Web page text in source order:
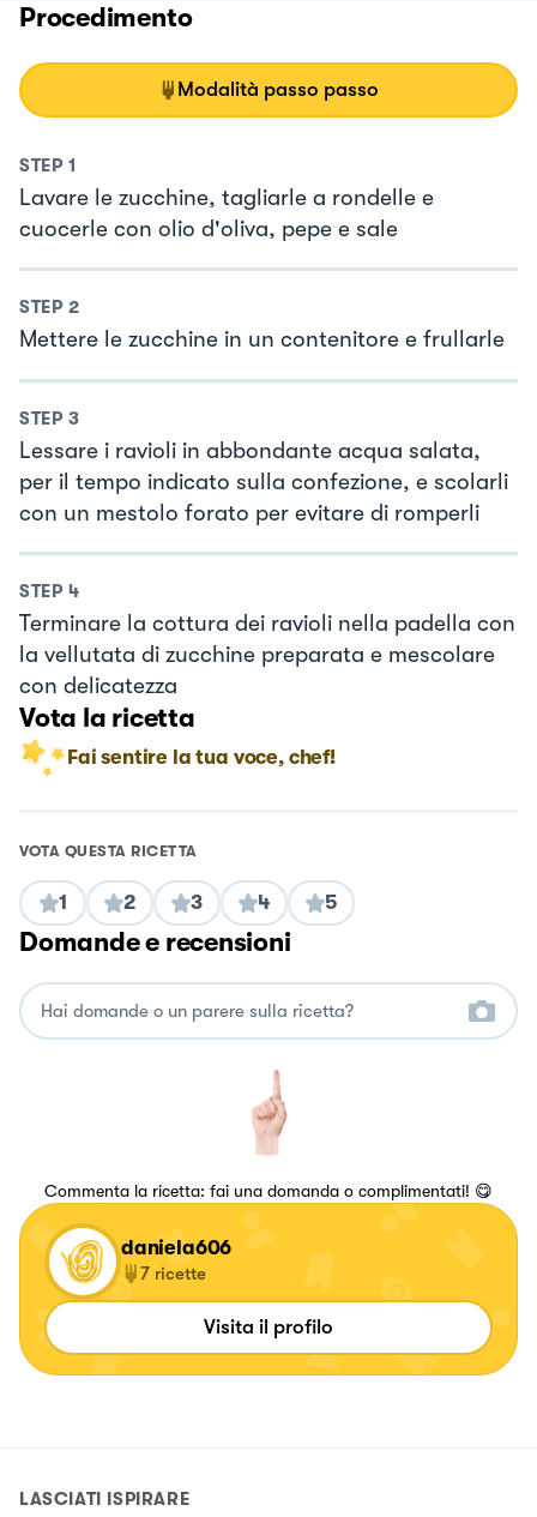
Procedimento
Modalità passo passo
STEP 1
Lavare le zucchine, tagliarle a rondelle e
cuocerle con olio d'oliva, pepe e sale
STEP 2
Mettere le zucchine in un contenitore e frullarle
STEP 3
Lessare i ravioli in abbondante acqua salata,
per il tempo indicato sulla confezione, e scolarli
con un mestolo forato per evitare di romperli
STEP 4
Terminare la cottura dei ravioli nella padella con
la vellutata di zucchine preparata e mescolare
con delicatezza
Vota la ricetta
Fai sentire la tua voce, chef!
VOTA QUESTA RICETTA
1 2 3 4 5
Domande e recensioni
Commenta la ricetta: fai una domanda o complimentati! 😋
daniela606
7 ricette
Visita il profilo
LASCIATI ISPIRARE